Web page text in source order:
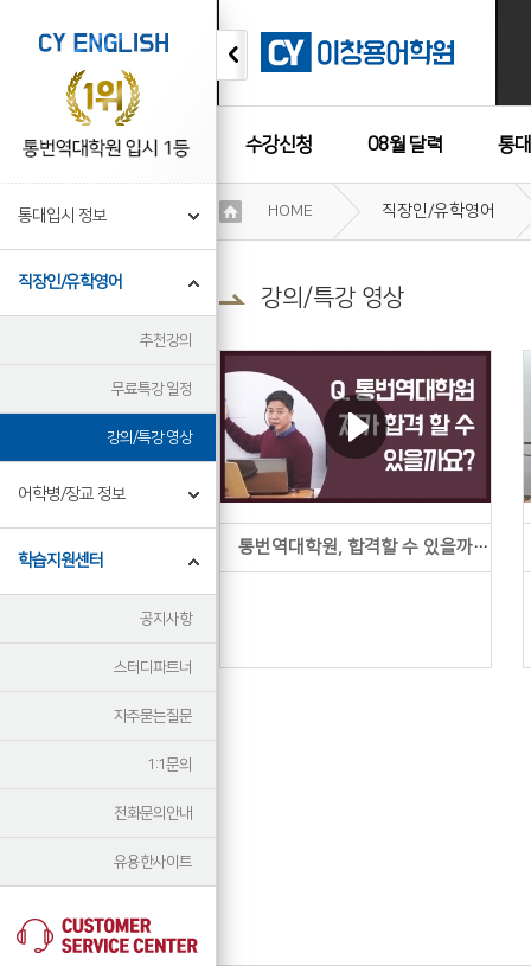
수강신청 08월 달력 통
수강후기
통대입시 정보
직장인/유학영어
추천강의
무료특강 일정
강의/특강 영상
어학병/장교 정보
학습지원센터
공지사항
스터디파트너
자주묻는질문
1:1문의
전화문의안내
유용한사이트
기
HOME 직장인/유학영어
강의/특강 영상
통번역대학원, 합격할 수 있을까요?